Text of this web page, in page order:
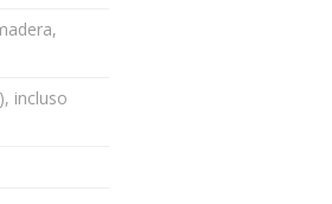
incluso